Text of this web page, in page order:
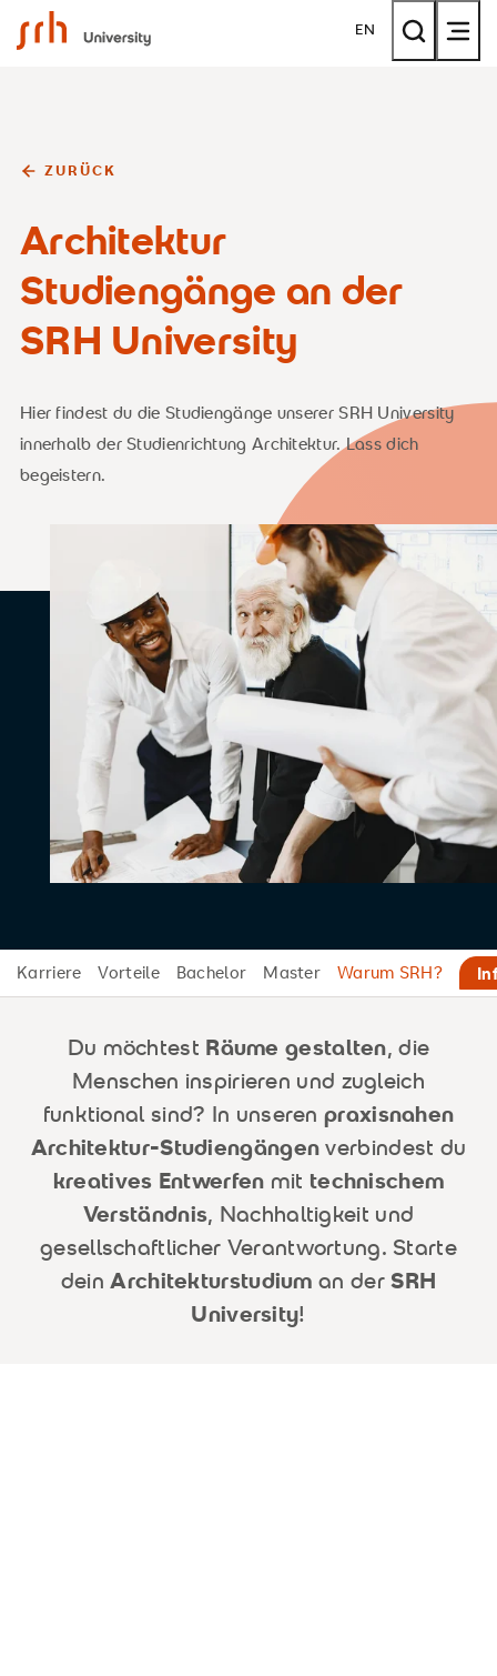
SRH University EN
ZURÜCK
Architektur
Studiengänge an der
SRH University
Hier findest du die Studiengänge unserer SRH University
innerhalb der Studienrichtung Architektur. Lass dich
begeistern.
Karriere Vorteile Bachelor Master Warum SRH?
Du möchtest Räume gestalten, die
Menschen inspirieren und zugleich
funktional sind? In unserenpraxisnahen
Architektur-Studiengängenverbindest du
kreatives Entwerfen mit technischem
Verständnis, Nachhaltigkeit und
gesellschaftlicher Verantwortung. Starte
deinArchitekturstudium an derSRH
University!